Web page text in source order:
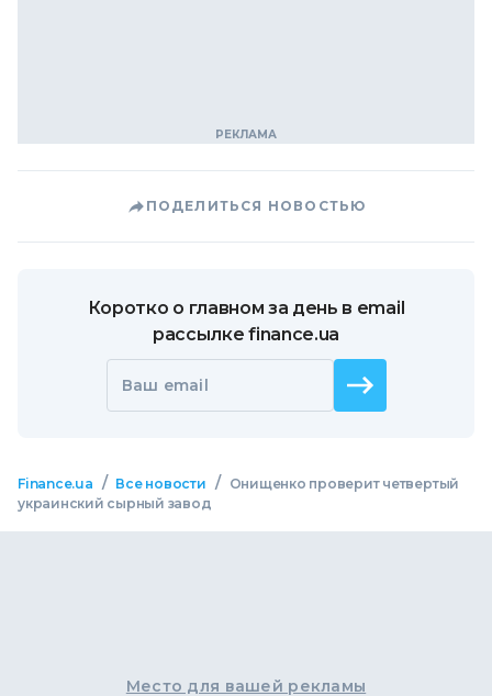
ПОДЕЛИТЬСЯ НОВОСТЬЮ
Коротко о главном за день в email
рассылке finance.ua
Ваш email
Finance.ua / Все новости /
Онищенко проверит четвертый
украинский сырный завод
Место для вашей рекламы